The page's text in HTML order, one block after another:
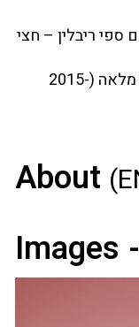
ספי ריבלין – חצי
המקהלה הייצוגית של הסטודיו – מלגה מלאה (2015-
About
Images